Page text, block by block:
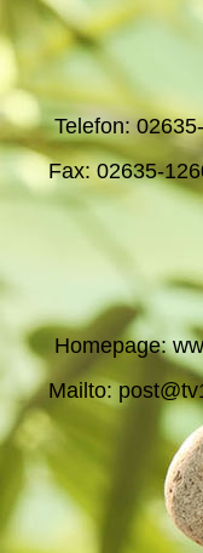
Telefon:
Fax: 02635-
Homepage:
Mailto: